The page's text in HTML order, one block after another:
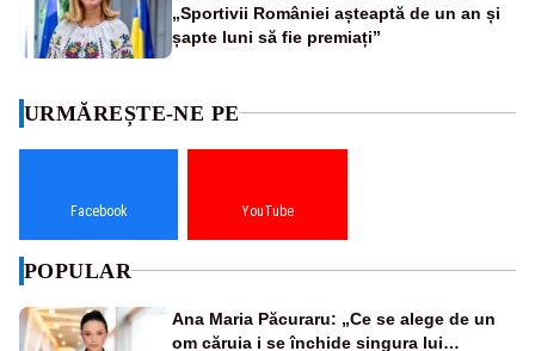
„Sportivii României așteaptă de un an și
șapte luni să fie premiați”
URMĂREȘTE-NE PE
Facebook YouTube
POPULAR
Ana Maria Păcuraru: „Ce se alege de un
om căruia i se închide singura lui